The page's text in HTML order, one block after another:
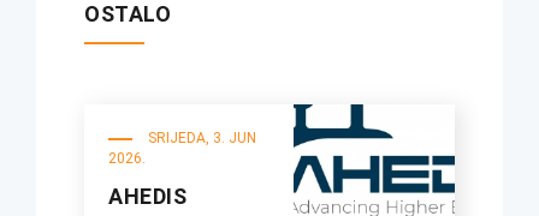
OSTALO
SRIJEDA, 3. JUN
2026.
AHEDIS